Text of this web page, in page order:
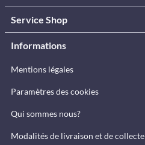
Service Shop
Informations
Mentions légales
Paramètres des cookies
Qui sommes nous?
Modalités de livraison et de collecte